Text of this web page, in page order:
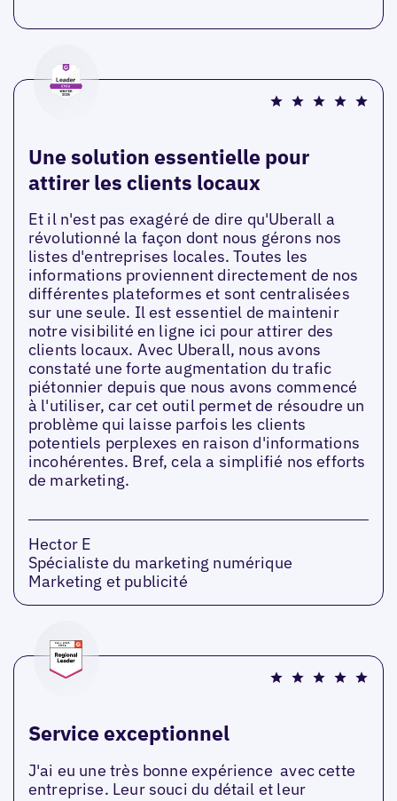
Une solution essentielle pour
attirer les clients locaux
Et il n'est pas exagéré de dire qu'Uberall a
révolutionné la façon dont nous gérons nos
listes d'entreprises locales. Toutes les
informations proviennent directement de nos
différentes plateformes et sont centralisées
sur une seule. Il est essentiel de maintenir
notre visibilité en ligne ici pour attirer des
clients locaux. Avec Uberall, nous avons
constaté une forte augmentation du trafic
piétonnier depuis que nous avons commencé
à l'utiliser, car cet outil permet de résoudre un
problème qui laisse parfois les clients
potentiels perplexes en raison d'informations
incohérentes. Bref, cela a simplifié nos efforts
de marketing.
Hector E
Spécialiste du marketing numérique
Marketing et publicité
Service exceptionnel
J'ai eu une très bonne expérience avec cette
entreprise. Leur souci du détail et leur